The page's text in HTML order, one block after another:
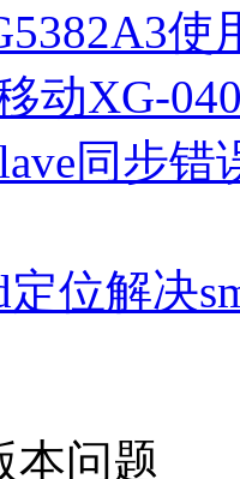
使
动XG-
同步错
位解决
本问题